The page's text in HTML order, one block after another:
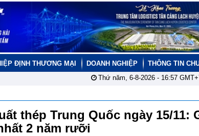
ĐỊNH THƯƠNG MẠI DOANH NGHIỆP THÔNG TIN
Thứ năm, 6-8-2026 - 16:57
thép Trung Quốc ngày 15/11:
2 năm rưỡi